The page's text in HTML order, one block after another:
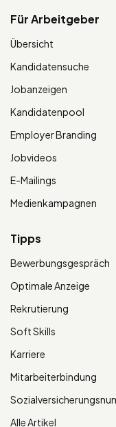
Für Arbeitgeber
Übersicht
Kandidatensuche
Jobanzeigen
Kandidatenpool
Employer Branding
Jobvideos
E-Mailings
Medienkampagnen
Tipps
Bewerbungsgespräch
Optimale Anzeige
Rekrutierung
Soft Skills
Karriere
Mitarbeiterbindung
Alle Artikel